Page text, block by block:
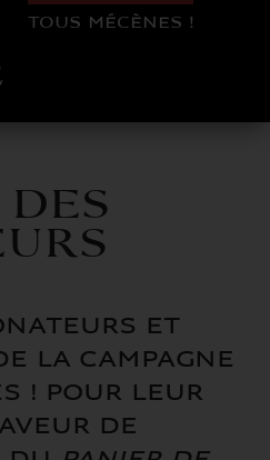
TOUS MÉCÈNES !
des
et
la campagne
! pour leur
de